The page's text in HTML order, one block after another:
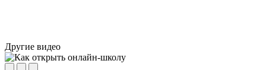
Другие видео